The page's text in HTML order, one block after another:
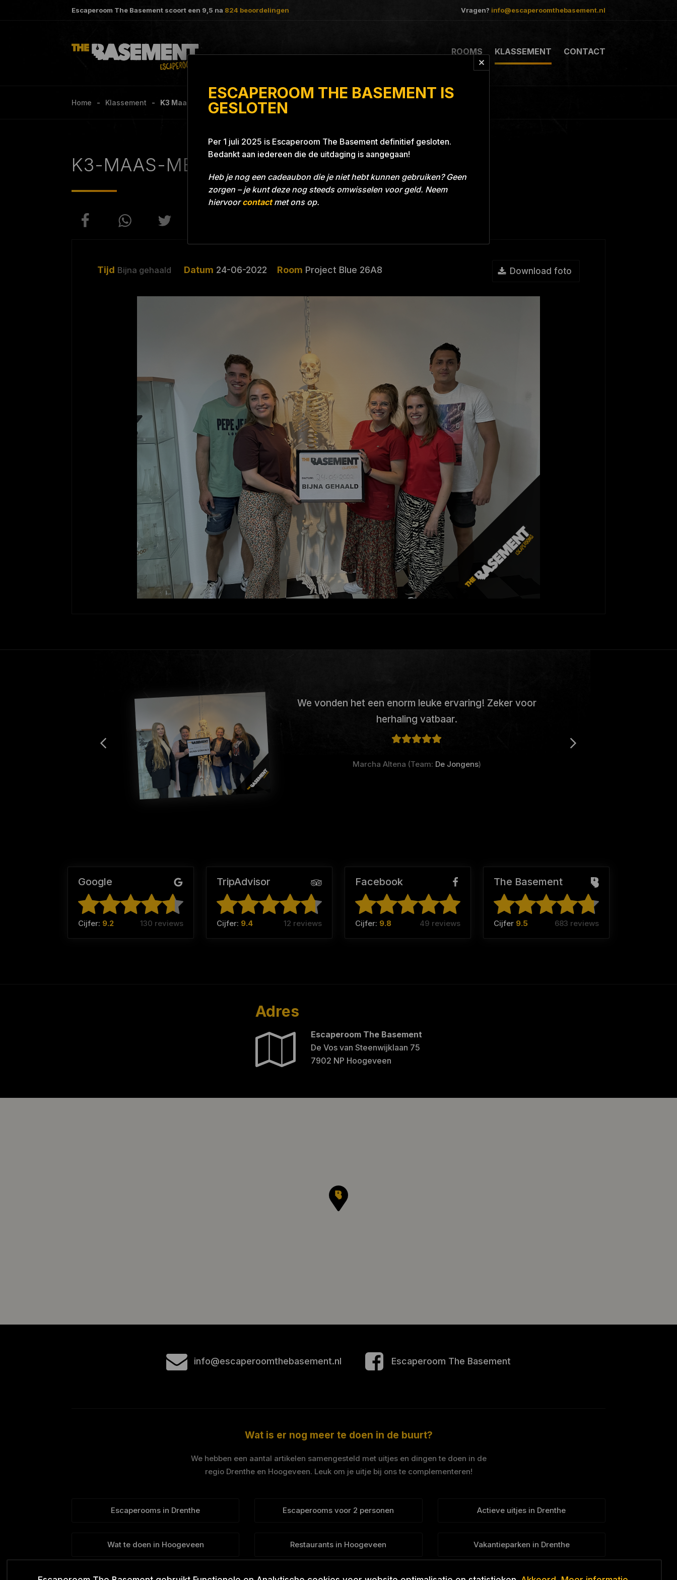
ESCAPEROOM THE BASEMENT IS
GESLOTEN
Per 1 juli 2025 is Escaperoom The Basement definitief gesloten.
Bedankt aan iedereen die de uitdaging is aangegaan!
Heb je nog een cadeaubon die je niet hebt kunnen gebruiken? Geen
zorgen – je kunt deze nog steeds omwisselen voor geld. Neem
hiervoorcontactmet ons op.
Escaperoom The Basement scoort een 9,5 na 824 beoordelingen Vragen? info@escaperoomthebasement.nl
ROOMS KLASSEMENT CONTACT
Home Klassement K3 Maas Medewerker Project Blue 26A8
K3-MAAS-MEDEWERKER
Tijd Bijna gehaald Datum 24-06-2022 Room Project Blue 26A8 Download foto
We vonden het een enorm leuke ervaring! Zeker voor
herhaling vatbaar.
Marcha Altena (Team: De Jongens)
Google
Cijfer: 9.2 130 reviews
TripAdvisor
Cijfer: 9.4 12 reviews
Facebook
Cijfer: 9.8 49 reviews
The Basement
Cijfer 9.5 683 reviews
Adres
Escaperoom The Basement
De Vos van Steenwijklaan 75
7902 NP Hoogeveen
info@escaperoomthebasement.nl Escaperoom The Basement
Wat is er nog meer te doen in de buurt?
We hebben een aantal artikelen samengesteld met uitjes en dingen te doen in de
regio Drenthe en Hoogeveen. Leuk om je uitje bij ons te complementeren!
Escaperooms in Drenthe Escaperooms voor 2 personen Actieve uitjes in Drenthe
Wat te doen in Hoogeveen Restaurants in Hoogeveen Vakantieparken in Drenthe